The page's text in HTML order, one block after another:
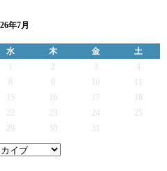
年7月
水 木 金
土
2 3
4
9
15 16 17
22 23 24
25
29 30 31